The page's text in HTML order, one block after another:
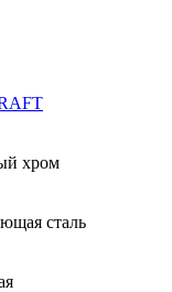
хром
сталь